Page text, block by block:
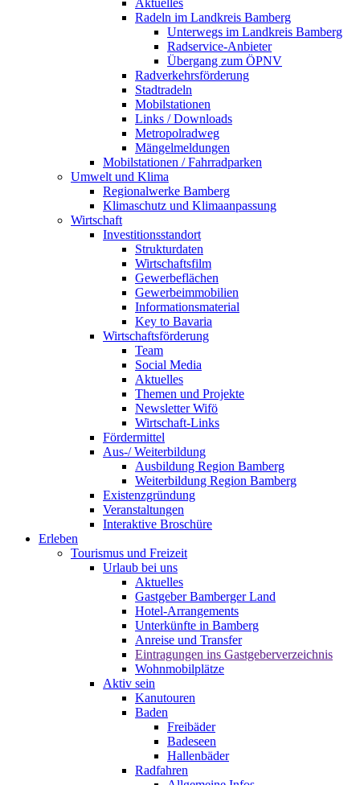
Aktuelles
Radeln im Landkreis Bamberg
Unterwegs im Landkreis Bamberg
Radservice-Anbieter
Übergang zum ÖPNV
Radverkehrsförderung
Stadtradeln
Mobilstationen
Links / Downloads
Metropolradweg
Mängelmeldungen
Mobilstationen / Fahrradparken
Umwelt und Klima
Regionalwerke Bamberg
Klimaschutz und Klimaanpassung
Wirtschaft
Investitionsstandort
Strukturdaten
Wirtschaftsfilm
Gewerbeflächen
Gewerbeimmobilien
Informationsmaterial
Key to Bavaria
Wirtschaftsförderung
Team
Social Media
Aktuelles
Themen und Projekte
Newsletter Wifö
Wirtschaft-Links
Fördermittel
Aus-/ Weiterbildung
Ausbildung Region Bamberg
Weiterbildung Region Bamberg
Existenzgründung
Veranstaltungen
Interaktive Broschüre
Erleben
Tourismus und Freizeit
Urlaub bei uns
Aktuelles
Gastgeber Bamberger Land
Hotel-Arrangements
Unterkünfte in Bamberg
Anreise und Transfer
Eintragungen ins Gastgeberverzeichnis
Wohnmobilplätze
Aktiv sein
Kanutouren
Baden
Freibäder
Badeseen
Hallenbäder
Radfahren